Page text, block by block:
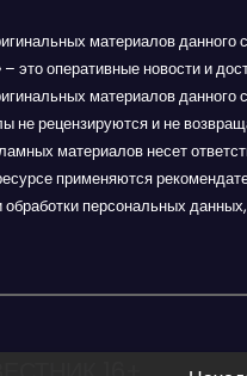
материалов
– это оперативные новости и
материалов
не рецензируются и не
материалов несет
применяются
персональных